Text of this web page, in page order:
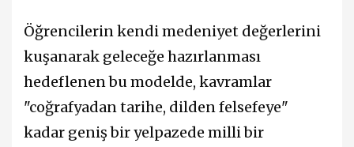
Öğrencilerin kendi medeniyet değerlerini
kuşanarak geleceğe hazırlanması
hedeflenen bu modelde, kavramlar
"coğrafyadan tarihe, dilden felsefeye"
kadar geniş bir yelpazede milli bir